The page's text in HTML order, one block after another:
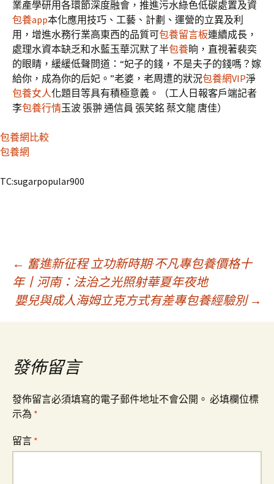
業產學研用各環節深度融會，推進污水綠色低碳處置及資
包養app本化應用技巧、工藝、計劃、運營的立異及利
用，增進水務行業高東西的品質可包養留言板連續成長，
處理水資本缺乏和水藍玉華沉默了半包養晌，直視著裴奕
的眼睛，緩緩低聲問道：“妃子的錢，不是夫子的錢嗎？嫁
給你，成為你的后妃。”老婆，老周遭的狀況包養網VIP淨
包養女人化題目等具有積極意義。（工人日報客戶端記者
李包養行情玉波 張翀 通信員 張笑銘 蔡文龍 唐佳）
包養網比較
包養網
TC:sugarpopular900
文
章
覽
← 奮進新征程 立功新時期·不凡專包養價格十
年丨河南：法治之光照射華夏年夜地
嬰兒與成人海姆立克方式有差專包養經驗別 →
發佈留言
發佈留言必須填寫的電子郵件地址不會公開。 必填欄位標
示為 *
留言 *